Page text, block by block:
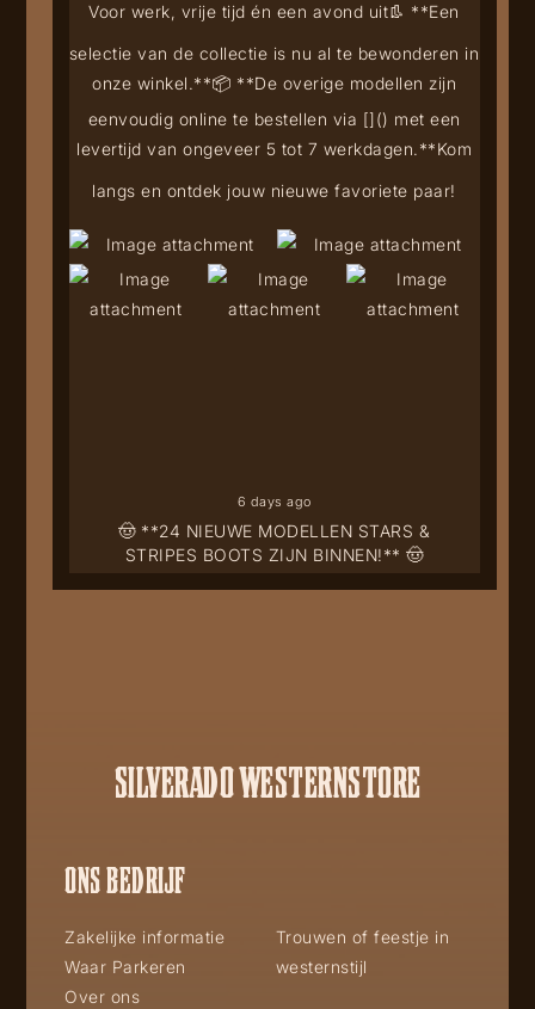
🤠 **24 NIEUWE MODELLEN STARS &
STRIPES BOOTS ZIJN BINNEN!** 🤠
Voor werk, vrije tijd én een avond uit👢 **Een
selectie van de collectie is nu al te bewonderen in
onze winkel.**📦 **De overige modellen zijn
eenvoudig online te bestellen via []() met een
levertijd van ongeveer 5 tot 7 werkdagen.**Kom
langs en ontdek jouw nieuwe favoriete paar!
6 days ago
SILVERADO WESTERNSTORE
ONS BEDRIJF
Zakelijke informatie
Waar Parkeren
Over ons
Trouwen of feestje in
westernstijl